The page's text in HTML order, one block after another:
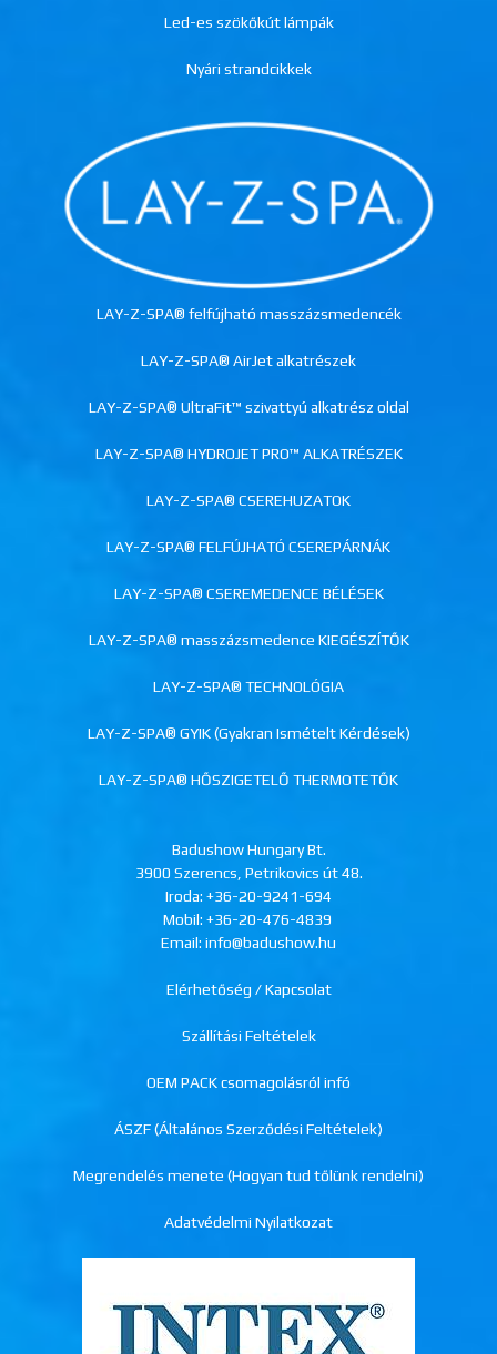
Led-es szökőkút lámpák
Nyári strandcikkek
LAY-Z-SPA® felfújható masszázsmedencék
LAY-Z-SPA® AirJet alkatrészek
LAY-Z-SPA® UltraFit™ szivattyú alkatrész oldal
LAY-Z-SPA® HYDROJET PRO™ ALKATRÉSZEK
LAY-Z-SPA® CSEREHUZATOK
LAY-Z-SPA® FELFÚJHATÓ CSEREPÁRNÁK
LAY-Z-SPA® CSEREMEDENCE BÉLÉSEK
LAY-Z-SPA® masszázsmedence KIEGÉSZÍTŐK
LAY-Z-SPA® TECHNOLÓGIA
LAY-Z-SPA® GYIK (Gyakran Ismételt Kérdések)
LAY-Z-SPA® HŐSZIGETELŐ THERMOTETŐK
Badushow Hungary Bt.
3900 Szerencs, Petrikovics út 48.
Iroda: +36-20-9241-694
Mobil: +36-20-476-4839
Email: info@badushow.hu
Elérhetőség / Kapcsolat
Szállítási Feltételek
OEM PACK csomagolásról infó
ÁSZF (Általános Szerződési Feltételek)
Megrendelés menete (Hogyan tud tőlünk rendelni)
Adatvédelmi Nyilatkozat